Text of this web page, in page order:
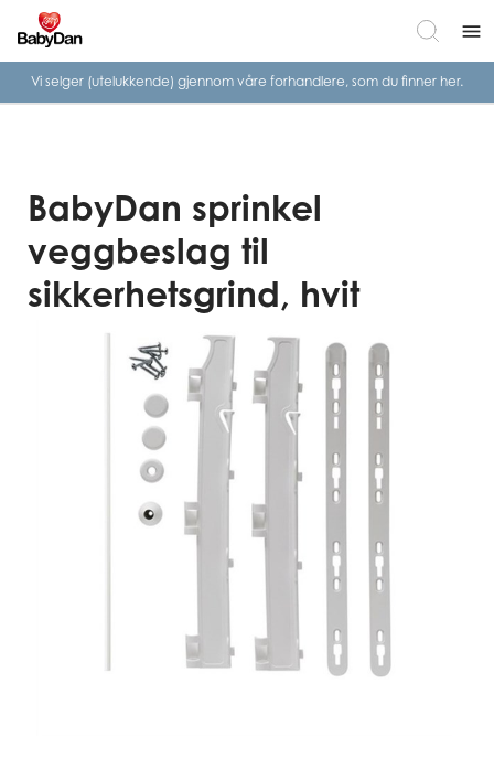
menu
Vi selger (utelukkende) gjennom våre forhandlere, som du finner her.
BabyDan sprinkel
veggbeslag til
sikkerhetsgrind, hvit